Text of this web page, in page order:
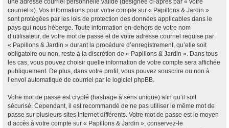
une adresse courriel personnelle valide (désignée ci-après par « votre
courriel »). Vos informations pour votre compte sur « Papillons & Jardin »
sont protégées par les lois de protection des données applicables dans le
pays qui nous héberge. Toute information en-dehors de votre nom
d’utilisateur, de votre mot de passe et de votre adresse courriel requise par
« Papillons & Jardin » durant la procédure d’enregistrement, qu’elle soit
obligatoire ou non, reste à la discrétion de « Papillons & Jardin ». Dans tous
les cas, vous pouvez choisir quelle information de votre compte sera affichée
publiquement. De plus, dans votre profil, vous pouvez souscrire ou non à
l’envoi automatique de courriel par le logiciel phpBB.
Votre mot de passe est crypté (hashage à sens unique) afin qu’il soit
sécurisé. Cependant, il est recommandé de ne pas utiliser le même mot de
passe sur plusieurs sites Internet différents. Votre mot de passe est le moyen
d’accès à votre compte sur « Papillons & Jardin », conservez-le